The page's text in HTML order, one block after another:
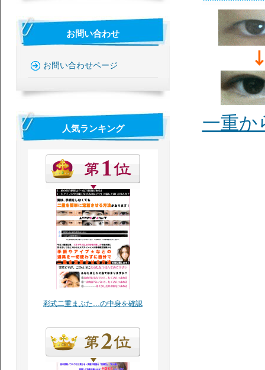
一重か
お問い合わせ
お問い合わせページ
人気ランキング
彩式二重まぶた…の中身を確認